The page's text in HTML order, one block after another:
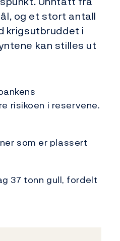
og et stort antall
krigsutbruddet i
kan stilles ut
risikoen i reservene.
som er plassert
37 tonn gull, fordelt